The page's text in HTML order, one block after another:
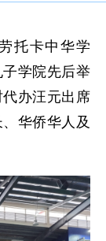
托卡中华学
学院先后举
办汪元出席
华侨华人及